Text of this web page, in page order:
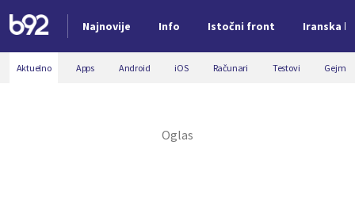
Najnovije Info Istočni front Iranska
Nova vest
Aktuelno Apps Android iOS Računari Testovi